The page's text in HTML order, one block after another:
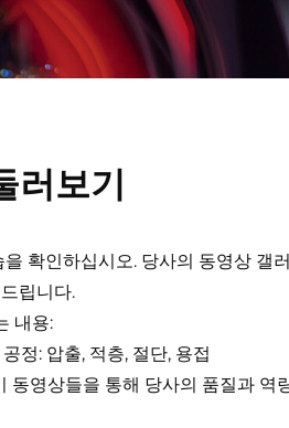
러보기
확인하십시오. 당사의 동영상 갤
립니다.
내용:
정: 압출, 적층, 절단, 용접
영상들을 통해 당사의 품질과 역